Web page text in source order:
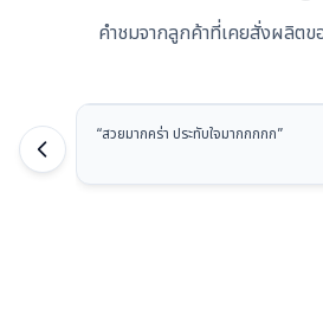
คำชมจากลูกค้าที่เคยสั่งผลิตข
“สวยมากคร่า ประทับใจมากกกกก”